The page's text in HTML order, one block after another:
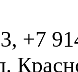
+7